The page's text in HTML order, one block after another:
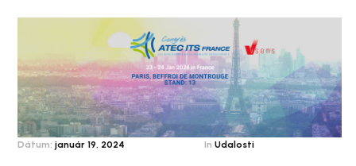
Dátum: január 19, 2024 In Udalosti